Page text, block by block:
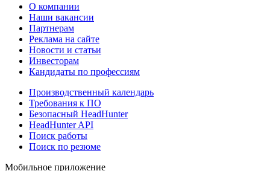
О компании
Наши вакансии
Партнерам
Реклама на сайте
Новости и статьи
Инвесторам
Кандидаты по профессиям
Производственный календарь
Требования к ПО
Безопасный HeadHunter
HeadHunter API
Поиск работы
Поиск по резюме
Мобильное приложение